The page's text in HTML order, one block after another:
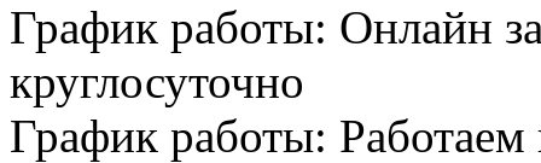
График работы: Онлайн
круглосуточно
График работы: Работаем